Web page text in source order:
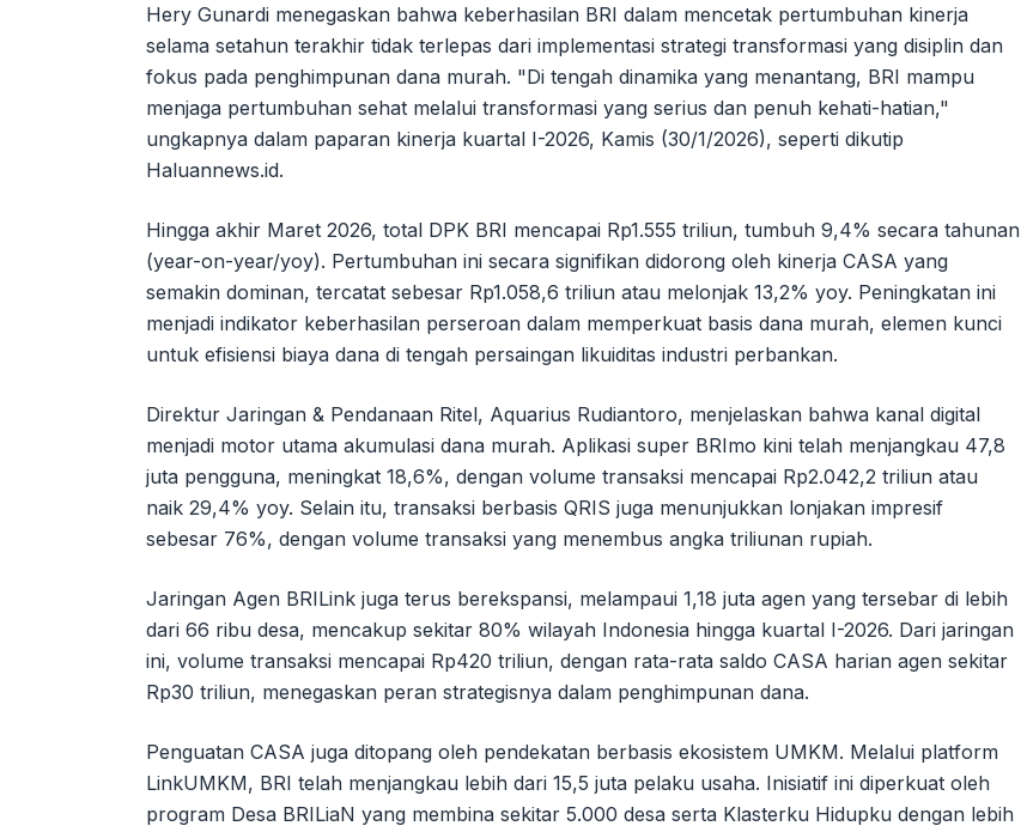
Hery Gunardi menegaskan bahwa keberhasilan BRI dalam mencetak pertumbuhan kinerja
selama setahun terakhir tidak terlepas dari implementasi strategi transformasi yang disiplin dan
fokus pada penghimpunan dana murah. "Di tengah dinamika yang menantang, BRI mampu
menjaga pertumbuhan sehat melalui transformasi yang serius dan penuh kehati-hatian,"
ungkapnya dalam paparan kinerja kuartal I-2026, Kamis (30/1/2026), seperti dikutip
Haluannews.id.
Hingga akhir Maret 2026, total DPK BRI mencapai Rp1.555 triliun, tumbuh 9,4% secara tahunan
(year-on-year/yoy). Pertumbuhan ini secara signifikan didorong oleh kinerja CASA yang
semakin dominan, tercatat sebesar Rp1.058,6 triliun atau melonjak 13,2% yoy. Peningkatan ini
menjadi indikator keberhasilan perseroan dalam memperkuat basis dana murah, elemen kunci
untuk efisiensi biaya dana di tengah persaingan likuiditas industri perbankan.
Direktur Jaringan & Pendanaan Ritel, Aquarius Rudiantoro, menjelaskan bahwa kanal digital
menjadi motor utama akumulasi dana murah. Aplikasi super BRImo kini telah menjangkau 47,8
juta pengguna, meningkat 18,6%, dengan volume transaksi mencapai Rp2.042,2 triliun atau
naik 29,4% yoy. Selain itu, transaksi berbasis QRIS juga menunjukkan lonjakan impresif
sebesar 76%, dengan volume transaksi yang menembus angka triliunan rupiah.
Jaringan Agen BRILink juga terus berekspansi, melampaui 1,18 juta agen yang tersebar di lebih
dari 66 ribu desa, mencakup sekitar 80% wilayah Indonesia hingga kuartal I-2026. Dari jaringan
ini, volume transaksi mencapai Rp420 triliun, dengan rata-rata saldo CASA harian agen sekitar
Rp30 triliun, menegaskan peran strategisnya dalam penghimpunan dana.
Penguatan CASA juga ditopang oleh pendekatan berbasis ekosistem UMKM. Melalui platform
LinkUMKM, BRI telah menjangkau lebih dari 15,5 juta pelaku usaha. Inisiatif ini diperkuat oleh
program Desa BRILiaN yang membina sekitar 5.000 desa serta Klasterku Hidupku dengan lebih